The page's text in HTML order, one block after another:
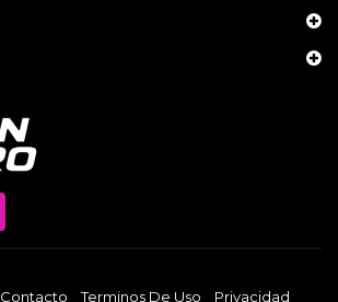
Contacto Terminos De Uso Privacidad